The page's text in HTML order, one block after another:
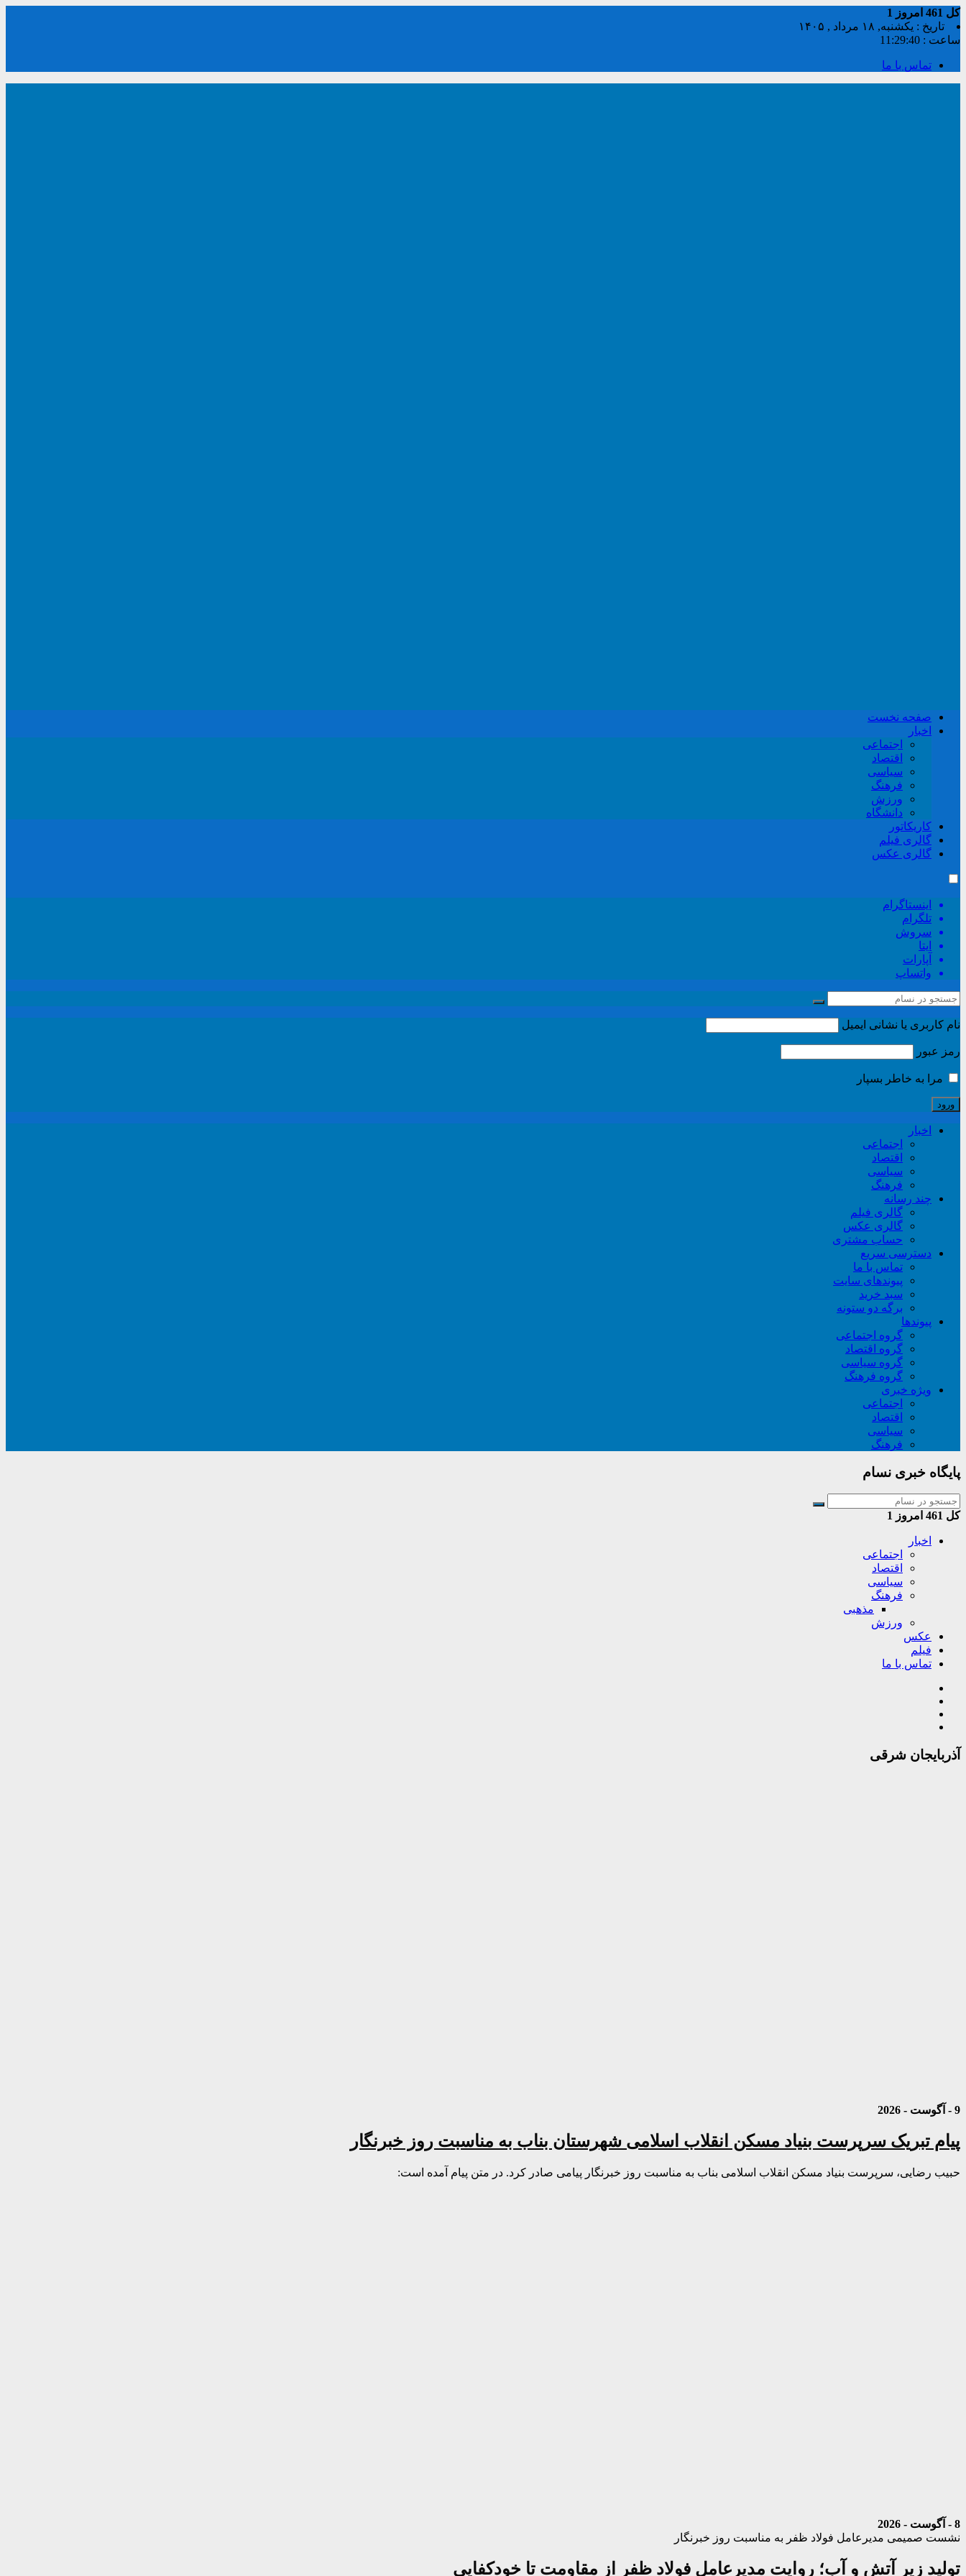
کل امروز
1
تاریخ : یکشنبه, ۱۸ مرداد , ۱۴۰۵
ساعت : 11:29:41
تماس با ما
صفحه نخست
اخبار
اجتماعی
اقتصاد
سیاسی
فرهنگ
ورزش
دانشگاه
کاریکاتور
گالری فیلم
گالری عکس
اینستاگرام
تلگرام
سروش
ایتا
آپارات
واتساپ
نام کاربری یا نشانی ایمیل
رمز عبور
مرا به خاطر بسپار
اخبار
اجتماعی
اقتصاد
سیاسی
فرهنگ
چند رسانه
گالری فیلم
گالری عکس
حساب مشتری
دسترسی سریع
تماس با ما
پیوندهای سایت
سبد خريد
برگه دو ستونه
پیوندها
گروه اجتماعی
گروه اقتصاد
گروه سیاسی
گروه فرهنگ
ویژه خبری
اجتماعی
اقتصاد
سیاسی
فرهنگ
پایگاه خبری نسام
کل امروز 1
اخبار
اجتماعی
اقتصاد
سیاسی
فرهنگ
مذهبی
ورزش
عکس
فیلم
تماس با ما
آذربایجان شرقی
9 - آگوست - 2026
پیام تبریک سرپرست بنیاد مسکن انقلاب اسلامی شهرستان بناب به مناسبت روز خبرنگار
حبیب رضایی، سرپرست بنیاد مسکن انقلاب اسلامی بناب به مناسبت روز خبرنگار پیامی صادر کرد. در متن پیام آمده است:
8 - آگوست - 2026
نشست صمیمی مدیرعامل فولاد ظفر به مناسبت روز خبرنگار
تولید زیر آتش و آب؛ روایت مدیرعامل فولاد ظفر از مقاومت تا خودکفایی